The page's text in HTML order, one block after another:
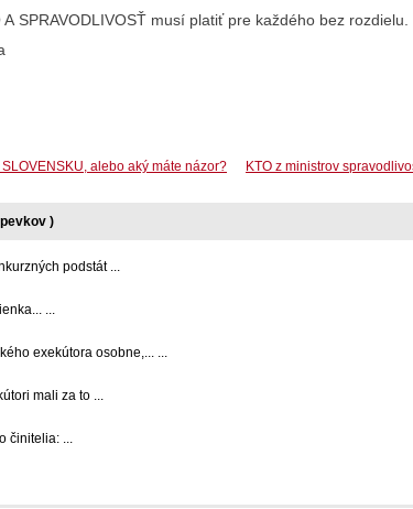
SPRAVODLIVOSŤ musí platiť pre každého bez rozdielu.
KTO z ministrov
SLOVENSKU, alebo aký máte názor?
)
podstát ...
...
exekútora osobne,... ...
mali za to ...
činitelia: ...